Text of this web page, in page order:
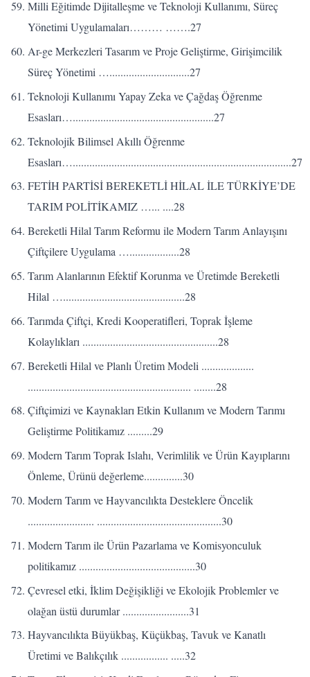
Milli Eğitimde Dijitalleşme ve Teknoloji Kullanımı, Süreç
Yönetimi Uygulamaları……… …….27
Ar-ge Merkezleri Tasarım ve Proje Geliştirme, Girişimcilik
Süreç Yönetimi ….............................27
Teknoloji Kullanımı Yapay Zeka ve Çağdaş Öğrenme
Esasları…...................................................27
Teknolojik Bilimsel Akıllı Öğrenme
Esasları…...............................................................................27
FETİH PARTİSİ BEREKETLİ HİLAL İLE TÜRKİYE’DE
TARIM POLİTİKAMIZ …... ....28
Bereketli Hilal Tarım Reformu ile Modern Tarım Anlayışını
Çiftçilere Uygulama …..................28
Tarım Alanlarının Efektif Korunma ve Üretimde Bereketli
Hilal …............................................28
Tarımda Çiftçi, Kredi Kooperatifleri, Toprak İşleme
Kolaylıkları .................................................28
Bereketli Hilal ve Planlı Üretim Modeli ...................
........................................................... ........28
Çiftçimizi ve Kaynakları Etkin Kullanım ve Modern Tarımı
Geliştirme Politikamız .........29
Modern Tarım Toprak Islahı, Verimlilik ve Ürün Kayıplarını
Önleme, Ürünü değerleme..............30
Modern Tarım ve Hayvancılıkta Desteklere Öncelik
........................ .............................................30
Modern Tarım ile Ürün Pazarlama ve Komisyonculuk
politikamız ..........................................30
Çevresel etki, İklim Değişikliği ve Ekolojik Problemler ve
olağan üstü durumlar ........................31
Hayvancılıkta Büyükbaş, Küçükbaş, Tavuk ve Kanatlı
Üretimi ve Balıkçılık ................. .....32